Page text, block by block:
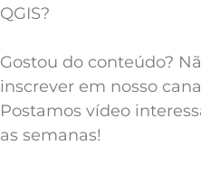
QGIS?
Gostou do conteúdo?
inscrever em nosso
Postamos vídeo
as semanas!